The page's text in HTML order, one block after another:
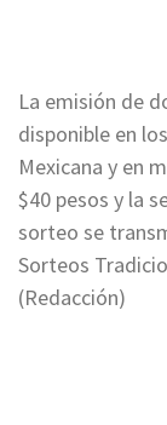
La emisión de
disponible en
Mexicana y en
$40 pesos y la
sorteo se
Sorteos
(Redacción)